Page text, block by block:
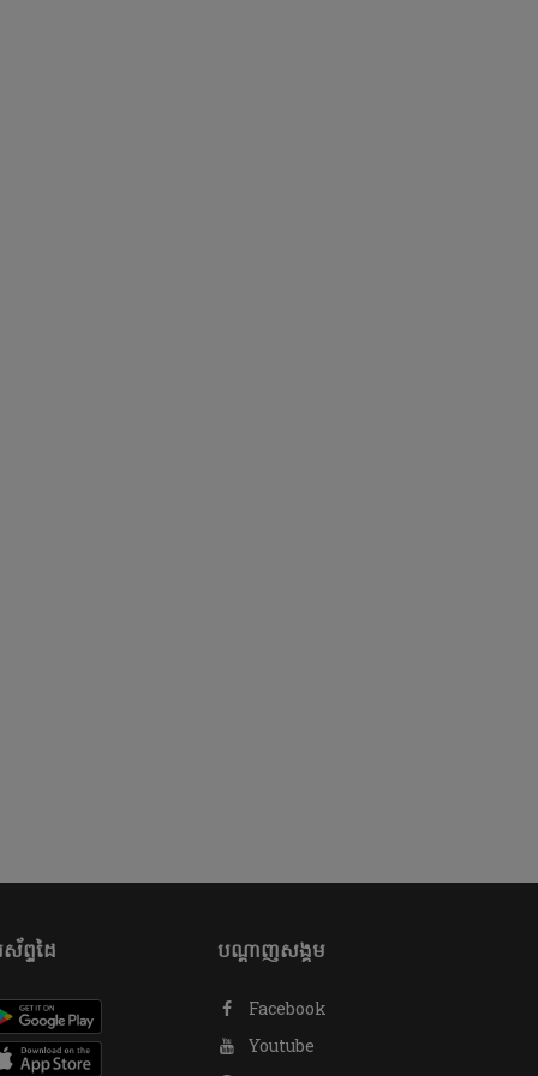
ព្ទដៃ បណ្តាញសង្គម
Facebook
Youtube